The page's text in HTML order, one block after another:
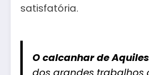
satisfatória.
O calcanhar de